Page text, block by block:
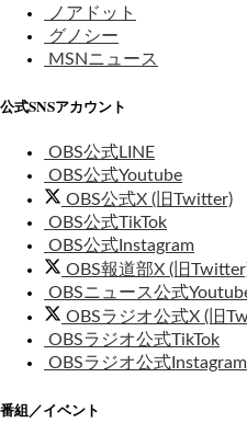
ノアドット
グノシー
MSNニュース
公式SNSアカウント
OBS公式LINE
OBS公式Youtube
OBS公式X (旧Twitter)
OBS公式TikTok
OBS公式Instagram
OBS報道部X (旧
OBSニュース公式
OBSラジオ公式X (旧
OBSラジオ公式TikTok
OBSラジオ公式Instagram
番組／イベント